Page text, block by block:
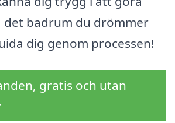
det badrum du drömmer
dig genom processen!
gratis och utan